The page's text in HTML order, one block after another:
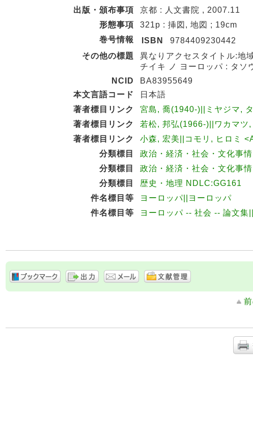
出版・頒布事項
京都 : 人文書院 , 2007.11
形態事項
321p : 挿図, 地図 ; 19cm
巻号情報
ISBN
9784409230442
その他の標題
異なりアクセスタイトル:地
チイキ ノ ヨーロッパ : タソ
NCID
BA83955649
本文言語コード
日本語
著者標目リンク
宮島, 喬(1940-)||ミヤジマ,
著者標目リンク
若松, 邦弘(1966-)||ワカマ
著者標目リンク
小森, 宏美||コモリ, ヒロミ
分類標目
政治・経済・社会・文化事
分類標目
政治・経済・社会・文化事
分類標目
歴史・地理 NDLC:GG161
件名標目等
ヨーロッパ||ヨーロッパ
件名標目等
ヨーロッパ -- 社会 -- 論文集